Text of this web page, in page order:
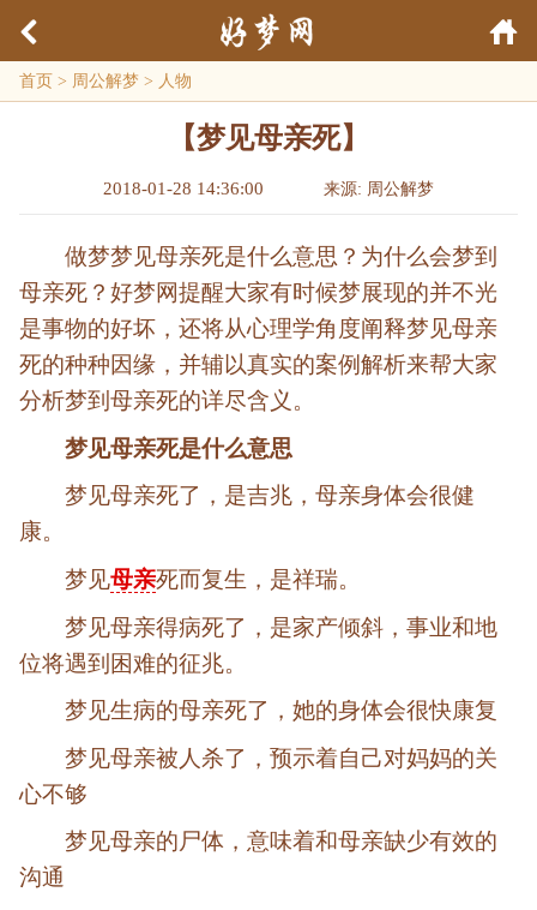
首页 > 周公解梦 > 人物
【梦见母亲死】
2018-01-28 14:36:00 来源: 周公解梦
做梦梦见母亲死是什么意思？为什么会梦到
母亲死？好梦网提醒大家有时候梦展现的并不光
是事物的好坏，还将从心理学角度阐释梦见母亲
死的种种因缘，并辅以真实的案例解析来帮大家
分析梦到母亲死的详尽含义。
梦见母亲死是什么意思
梦见母亲死了，是吉兆，母亲身体会很健
康。
梦见母亲死而复生，是祥瑞。
梦见母亲得病死了，是家产倾斜，事业和地
位将遇到困难的征兆。
梦见生病的母亲死了，她的身体会很快康复
梦见母亲被人杀了，预示着自己对妈妈的关
心不够
梦见母亲的尸体，意味着和母亲缺少有效的
沟通